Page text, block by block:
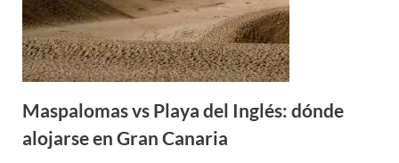
Maspalomas vs Playa del Inglés: dónde
alojarse en Gran Canaria